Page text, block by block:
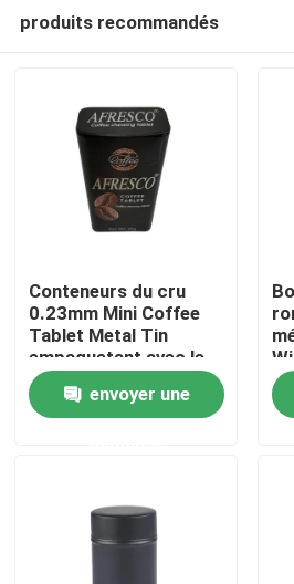
À la maison
Produits
Vidéos
Visite de l'usine
produits recommandés
Conteneurs du cru
0.23mm Mini Coffee
Tablet Metal Tin
empaquetant avec le
couvercle
envoyer une